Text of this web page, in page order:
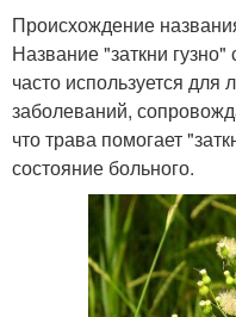
Происхождение
Название "заткни
часто используется для
заболеваний,
что трава помогает
состояние больного.